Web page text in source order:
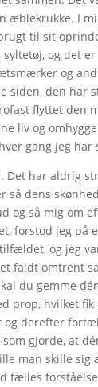
æblekrukke. I
til sit
og det
og
siden, den har
flyttet den
liv og
gang jeg
Det har aldrig
så dens
og så mig om
forstod jeg på
og jeg
faldt omtrent
du gemme
prop, hvilket fik
og derefter
gjorde, at
man skille sig
fælles